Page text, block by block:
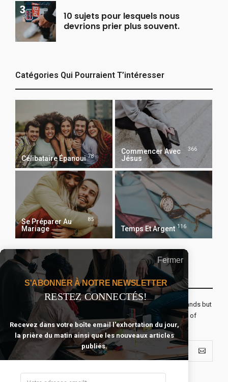
10 sujets pour lesquels nous
devrions prier plus souvent.
Catégories Qui Pourraient T’intéresser
Célibataire Épanoui 78
Commencer Avec
Jésus
366
Se Préparer Au
Mariage
85
Temps Et Argent 116
Recevoir Notre Newsletter Chaque Matin
The real voyage of discovery consists not in seeking new lands but
seeing with new eyes. All journeys have secret destinations of
which the traveler is unaware.
Fermer
S'ABONNER À NOTRE NEWSLETTER
RESTEZ CONNECTÉS!
Recevez dans votre boîte email l'exhortation du jour,
la prière du matin ainsi que les nouveaux articles
publiés.